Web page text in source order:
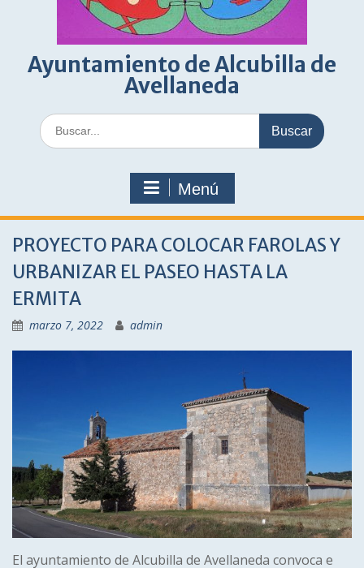
Ayuntamiento de Alcubilla de
Avellaneda
Buscar:
Menú
PROYECTO PARA COLOCAR FAROLAS Y
URBANIZAR EL PASEO HASTA LA
ERMITA
marzo 7, 2022 admin
El ayuntamiento de Alcubilla de Avellaneda convoca e